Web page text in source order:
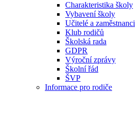
Charakteristika školy
Vybavení školy
Učitelé a zaměstnanci
Klub rodičů
Školská rada
GDPR
Výroční zprávy
Školní řád
ŠVP
Informace pro rodiče